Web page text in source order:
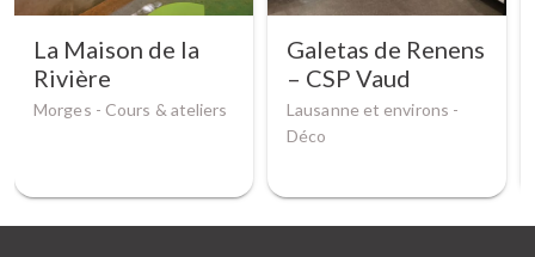
La Maison de la
Rivière
Morges - Cours & ateliers
Galetas de Renens
– CSP Vaud
Lausanne et environs -
Déco